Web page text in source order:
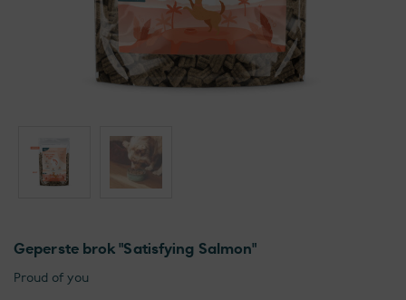
Geperste brok "Satisfying Salmon"
Proud of you